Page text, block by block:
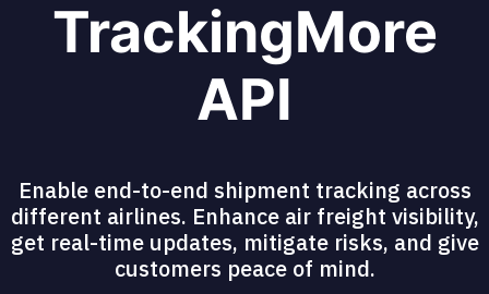
TrackingMore
API
Enable end-to-end shipment tracking across
different airlines. Enhance air freight visibility,
get real-time updates, mitigate risks, and give
customers peace of mind.